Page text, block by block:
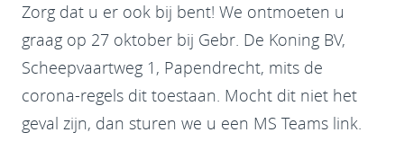
Zorg dat u er ook bij bent! We ontmoeten u
graag op 27 oktober bij Gebr. De Koning BV,
Scheepvaartweg 1, Papendrecht, mits de
corona-regels dit toestaan. Mocht dit niet het
geval zijn, dan sturen we u een MS Teams link.